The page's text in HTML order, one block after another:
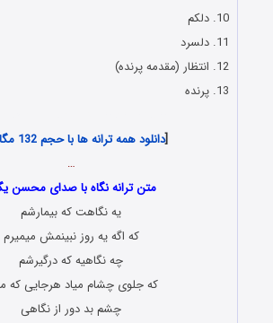
10. دلکم
11. دلسرد
12. انتظار (مقدمه پرنده)
13. پرنده
[دانلود همه ترانه ها با حجم 132 مگابایت
…
متن ترانه نگاه با صدای محسن
یه نگاهت که بیمارشم
که اگه یه روز نبینمش میمیرم
چه نگاهیه که درگیرشم
که جلوی چشام میاد هرجایی که
چشم بد دور از نگاهی